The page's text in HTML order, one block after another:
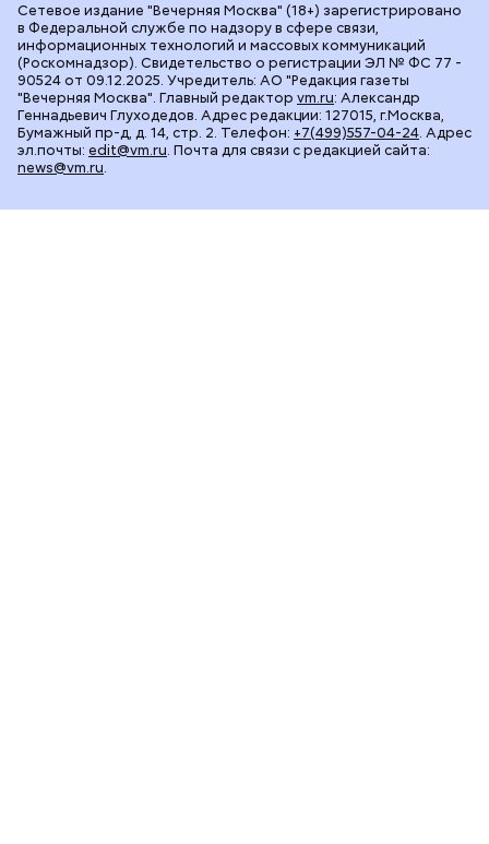
Сетевое издание "Вечерняя Москва" (18+) зарегистрировано
в Федеральной службе по надзору в сфере связи,
информационных технологий и массовых коммуникаций
(Роскомнадзор). Свидетельство о регистрации ЭЛ № ФС 77 -
90524 от 09.12.2025. Учредитель: АО "Редакция газеты
"Вечерняя Москва". Главный редактор vm.ru: Александр
Геннадьевич Глуходедов. Адрес редакции: 127015, г.Москва,
Бумажный пр-д, д. 14, стр. 2. Телефон: +7(499)557-04-24. Адрес
эл.почты: edit@vm.ru. Почта для связи с редакцией сайта:
news@vm.ru.